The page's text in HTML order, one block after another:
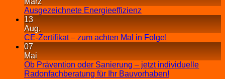
Ausgezeichnete Energieeffizienz
13
Aug.
CE-Zertifikat – zum achten Mal in Folge!
07
Mai
Ob Prävention oder Sanierung – jetzt individuelle
Radonfachberatung für Ihr Bauvorhaben!